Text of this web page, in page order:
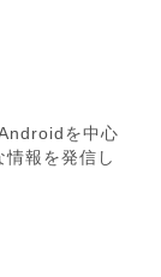
を中心
報を発信し